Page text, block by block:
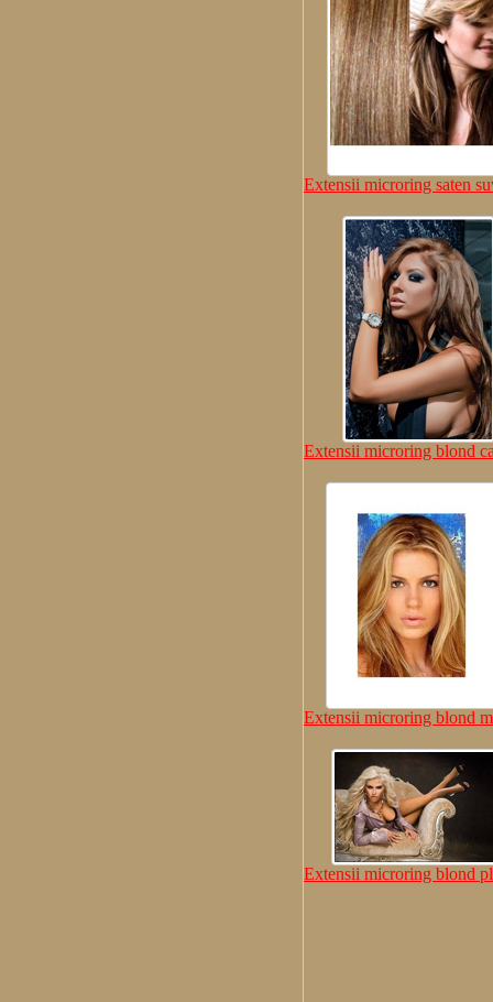
Extensii microring saten
Extensii microring blond
Extensii microring blond
Extensii microring blond